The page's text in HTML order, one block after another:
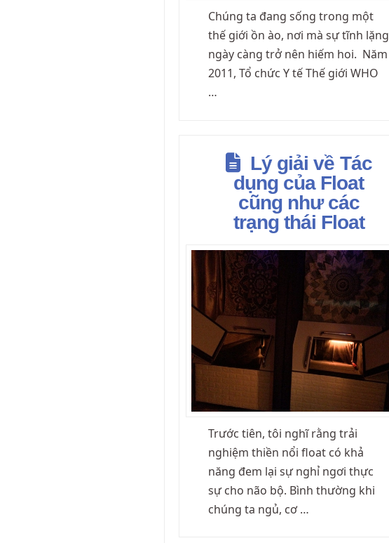
Chúng ta đang sống trong một
thế giới ồn ào, nơi mà sự tĩnh lặng
ngày càng trở nên hiếm hoi. Năm
2011, Tổ chức Y tế Thế giới WHO
…
Lý giải về Tác
dụng của Float
cũng như các
trạng thái Float
Trước tiên, tôi nghĩ rằng trải
nghiệm thiền nổi float có khả
năng đem lại sự nghỉ ngơi thực
sự cho não bộ. Bình thường khi
chúng ta ngủ, cơ …